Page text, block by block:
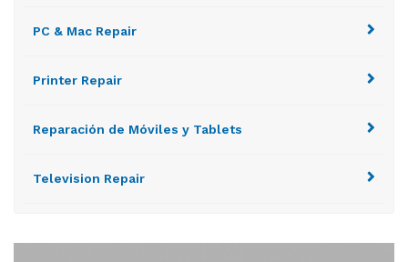
PC & Mac Repair
Printer Repair
Reparación de Móviles y Tablets
Television Repair